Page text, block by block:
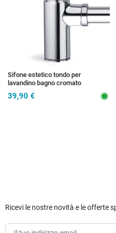
Sifone estetico tondo per
lavandino bagno cromato
39,90 €
Ricevi le nostre novità e le offerte